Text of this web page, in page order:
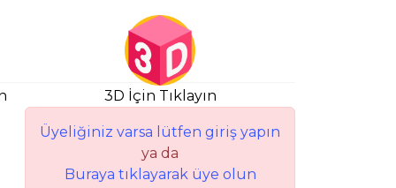
3D İçin Tıklayın
Üyeliğiniz varsa lütfen giriş yapın
ya da
Buraya tıklayarak üye olun